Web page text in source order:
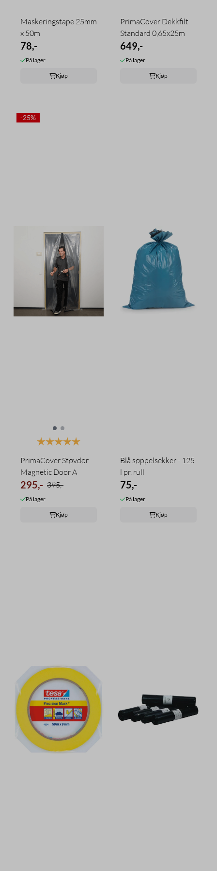
Maskeringstape 25mm
x 50m
78,-
På lager
Kjøp
PrimaCover Dekkfilt
Standard 0,65x25m
649,-
På lager
Kjøp
-25%
Karakter:
PrimaCover Støvdør
Magnetic Door A
295,- 395,-
På lager
Kjøp
Blå søppelsekker - 125
l pr. rull
75,-
På lager
Kjøp